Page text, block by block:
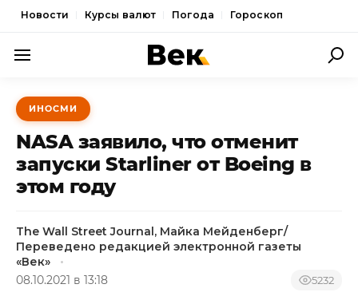
Новости Курсы валют Погода Гороскоп
ПОЛИТИКА
ЭКОНОМИКА
ОБЩЕСТВО
СПОРТ
НОВОСТИ
ИНОСМИ
NASA заявило, что отменит
запуски Starliner от Boeing в
этом году
The Wall Street Journal, Майка Мейденберг/
Переведено редакцией электронной газеты
«Век»
08.10.2021 в 13:18
5232